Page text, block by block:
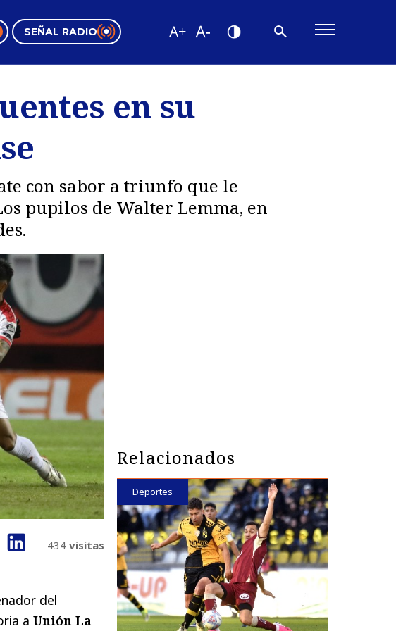
SEÑAL RADIO
Tendenciasen su
con sabor a triunfo que le
pupilos de Walter Lemma, en
434 visitas
del
a Unión La
Relacionados
Deportes